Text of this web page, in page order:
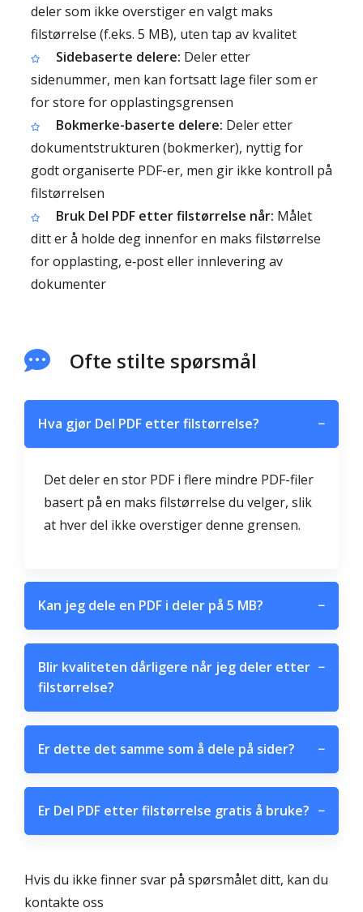
deler som ikke overstiger en valgt maks
filstørrelse (f.eks. 5 MB), uten tap av kvalitet
Sidebaserte delere: Deler etter
sidenummer, men kan fortsatt lage filer som er
for store for opplastingsgrensen
Bokmerke-baserte delere: Deler etter
dokumentstrukturen (bokmerker), nyttig for
godt organiserte PDF-er, men gir ikke kontroll på
filstørrelsen
Bruk Del PDF etter filstørrelse når: Målet
ditt er å holde deg innenfor en maks filstørrelse
for opplasting, e‑post eller innlevering av
dokumenter
Ofte stilte spørsmål
Hva gjør Del PDF etter filstørrelse? −
Det deler en stor PDF i flere mindre PDF-filer
basert på en maks filstørrelse du velger, slik
at hver del ikke overstiger denne grensen.
Kan jeg dele en PDF i deler på 5 MB? −
Blir kvaliteten dårligere når jeg deler etter
filstørrelse?
−
Er dette det samme som å dele på sider? −
Er Del PDF etter filstørrelse gratis å bruke? −
Hvis du ikke finner svar på spørsmålet ditt, kan du
kontakte oss